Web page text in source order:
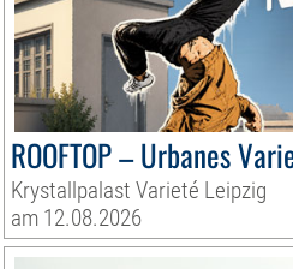
ROOFTOP – Urbanes
Krystallpalast Varieté Leipzig
am 12.08.2026